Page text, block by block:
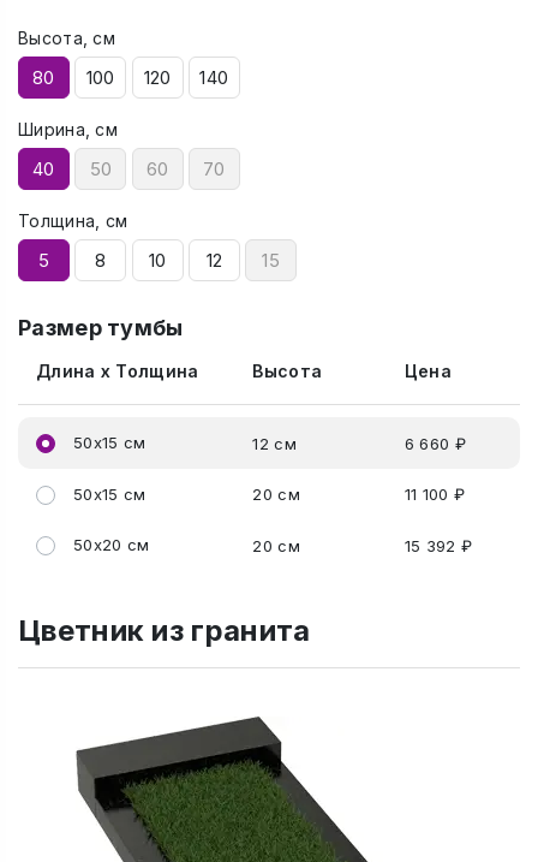
Высота, см
80 100 120 140
Ширина, см
40 50 60 70
Толщина, см
5 8 10 12 15
Размер тумбы
Длина x Толщина Высота Цена
50x15 см 12 см 6 660 ₽
50x15 см 20 см 11 100 ₽
50x20 см 20 см 15 392 ₽
Цветник из гранита